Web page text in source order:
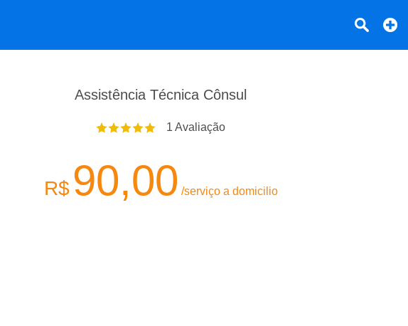
Assistência Técnica Cônsul
1 Avaliação
R$ 90,00 /serviço a domicilio